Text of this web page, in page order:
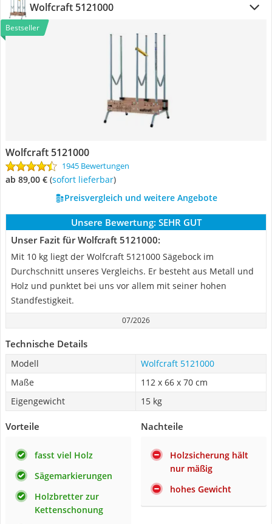
Wolfcraft 5121000
Bestseller
Wolfcraft 5121000
1945 Bewertungen
ab 89,00 € ( Sofort lieferbar)
Preisvergleich und weitere Angebote
Unsere Bewertung: SEHR GUT
Unser Fazit für Wolfcraft 5121000:
Mit 10 kg liegt der Wolfcraft 5121000 Sägebock im
Durchschnitt unseres Vergleichs. Er besteht aus Metall und
Holz und punktet bei uns vor allem mit seiner hohen
Standfestigkeit.
07/2026
Technische Details
Modell
Wolfcraft 5121000
Maße
112 x 66 x 70 cm
Eigengewicht
15 kg
Vorteile
fasst viel Holz
Sägemarkierungen
Holzbretter zur
Kettenschonung
Nachteile
Holzsicherung hält
nur mäßig
hohes Gewicht